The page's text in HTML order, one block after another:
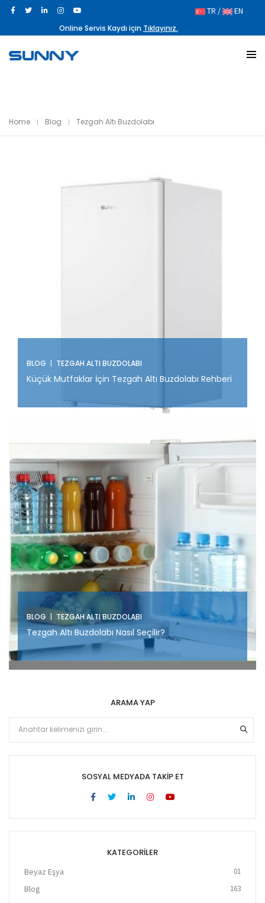
TR / EN
Online Servis Kaydı için Tıklayınız.
Home Blog Tezgah Altı Buzdolabı
BLOG | TEZGAH ALTI BUZDOLABI
Küçük Mutfaklar İçin Tezgah Altı Buzdolabı Rehberi
BLOG | TEZGAH ALTI BUZDOLABI
Tezgah Altı Buzdolabı Nasıl Seçilir?
ARAMA YAP
SOSYAL MEDYADA TAKIP ET
KATEGORILER
Beyaz Eşya 01
Blog 163